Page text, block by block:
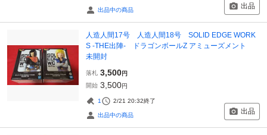
出品中の商品 出品
人造人間17号 人造人間18号 SOLID EDGE WORK
S -THE出陣- ドラゴンボールZ アミューズメント
未開封
落札 3,500円
開始 3,500円
1 2/21 20:32終了
出品中の商品 出品